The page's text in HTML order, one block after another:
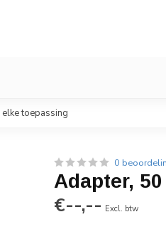
toepassing
0
Adapter,
€--,-- Excl. btw